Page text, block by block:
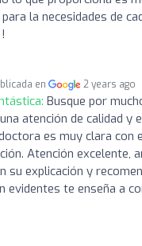
la necesidades de
en 2 years ago
Busque por
atención de calidad y
es muy clara con
Atención excelente,
su explicación y
evidentes te enseña a